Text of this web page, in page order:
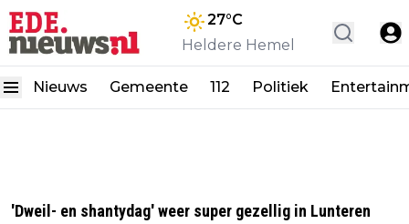
27°C
Heldere Hemel
Nieuws Gemeente 112 Politiek
'Dweil- en shantydag' weer super gezellig in Lunteren